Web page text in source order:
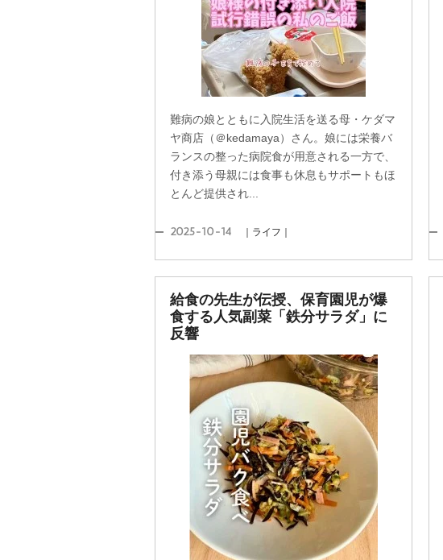
難病の娘とともに入院生活を送る母・ケダマ
ヤ商店（＠kedamaya）さん。娘には栄養バ
ランスの整った病院食が用意される一方で、
付き添う母親には食事も休息もサポートもほ
とんど提供され...
2025-10-14 ｜ライフ｜
給食の先生が伝授、保育園児が爆
食する人気副菜「鉄分サラダ」に
反響